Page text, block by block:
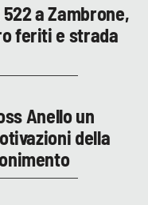
a Zambrone,
feriti e strada
Anello un
della